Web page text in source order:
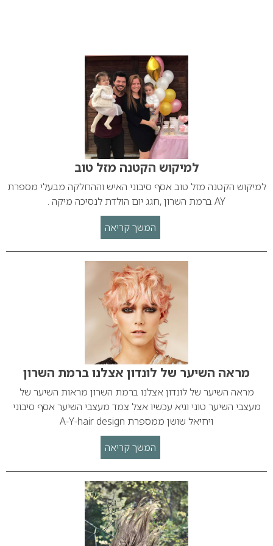
למיקוש הקטנה מזל טוב
למיקוש הקטנה מזל טוב אסף סיבוני האיש וההחלקה מבעלי מספרת
AY ברמת השרון ,חגג יום הולדת לנסיכה מיקה .
המשך קריאה
מראה השיער של לונדון אצלנו ברמת השרון
מראה השיער של לונדון אצלנו ברמת השרון מראות השיער של
מעצבי השיער טוני וגיא עכשיו אצל צמד מעצבי השיער אסף סיבוני
ויחיאל שושן ממספרת A-Y-hair design
המשך קריאה